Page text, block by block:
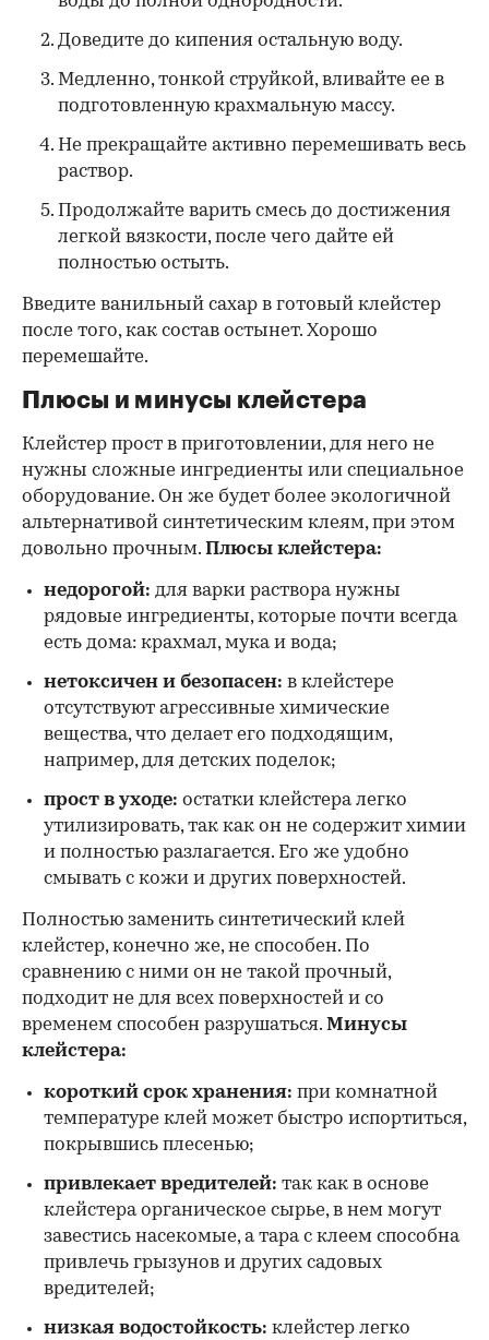
Доведите до кипения остальную воду.
Медленно, тонкой струйкой, вливайте ее в
подготовленную крахмальную массу.
Не прекращайте активно перемешивать весь
раствор.
Продолжайте варить смесь до достижения
легкой вязкости, после чего дайте ей
полностью остыть.
Введите ванильный сахар в готовый клейстер
после того, как состав остынет. Хорошо
перемешайте.
Плюсы и минусы клейстера
Клейстер прост в приготовлении, для него не
нужны сложные ингредиенты или специальное
оборудование. Он же будет более экологичной
альтернативой синтетическим клеям, при этом
довольно прочным. Плюсы клейстера:
недорогой: для варки раствора нужны
рядовые ингредиенты, которые почти всегда
есть дома: крахмал, мука и вода;
нетоксичен и безопасен: в клейстере
отсутствуют агрессивные химические
вещества, что делает его подходящим,
например, для детских поделок;
прост в уходе: остатки клейстера легко
утилизировать, так как он не содержит химии
и полностью разлагается. Его же удобно
смывать с кожи и других поверхностей.
Полностью заменить синтетический клей
клейстер, конечно же, не способен. По
сравнению с ними он не такой прочный,
подходит не для всех поверхностей и со
временем способен разрушаться. Минусы
клейстера:
короткий срок хранения: при комнатной
температуре клей может быстро испортиться,
покрывшись плесенью;
привлекает вредителей: так как в основе
клейстера органическое сырье, в нем могут
завестись насекомые, а тара с клеем способна
привлечь грызунов и других садовых
вредителей;
низкая водостойкость: клейстер легко